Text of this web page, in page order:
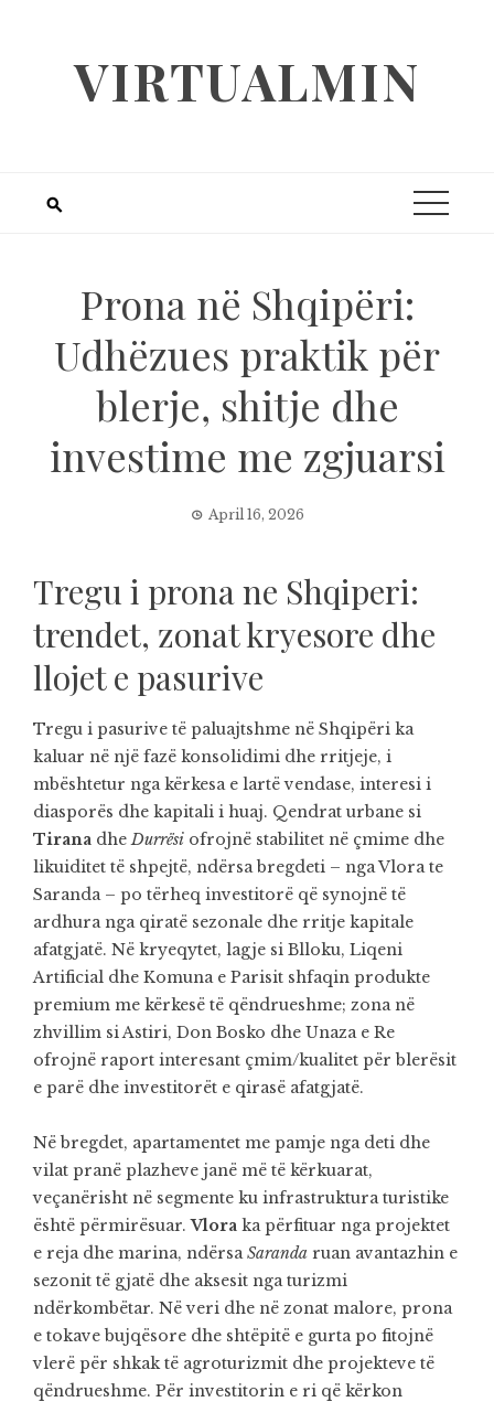
VIRTUALMIN
Prona në Shqipëri:
Udhëzues praktik për
blerje, shitje dhe
investime me zgjuarsi
April 16, 2026
Tregu i prona ne Shqiperi:
trendet, zonat kryesore dhe
llojet e pasurive
Tregu i pasurive të paluajtshme në Shqipëri ka
kaluar në një fazë konsolidimi dhe rritjeje, i
mbështetur nga kërkesa e lartë vendase, interesi i
diasporës dhe kapitali i huaj. Qendrat urbane si
Tirana dheDurrësi ofrojnë stabilitet në çmime dhe
likuiditet të shpejtë, ndërsa bregdeti – nga Vlora te
Saranda – po tërheq investitorë që synojnë të
ardhura nga qiratë sezonale dhe rritje kapitale
afatgjatë. Në kryeqytet, lagje si Blloku, Liqeni
Artificial dhe Komuna e Parisit shfaqin produkte
premium me kërkesë të qëndrueshme; zona në
zhvillim si Astiri, Don Bosko dhe Unaza e Re
ofrojnë raport interesant çmim/kualitet për blerësit
e parë dhe investitorët e qirasë afatgjatë.
Në bregdet, apartamentet me pamje nga deti dhe
vilat pranë plazheve janë më të kërkuarat,
veçanërisht në segmente ku infrastruktura turistike
është përmirësuar.Vlora ka përfituar nga projektet
e reja dhe marina, ndërsaSaranda ruan avantazhin e
sezonit të gjatë dhe aksesit nga turizmi
ndërkombëtar. Në veri dhe në zonat malore, prona
e tokave bujqësore dhe shtëpitë e gurta po fitojnë
vlerë për shkak të agroturizmit dhe projekteve të
qëndrueshme. Për investitorin e ri që kërkon